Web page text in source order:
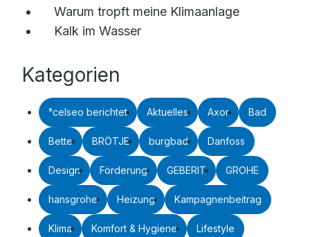
Warum tropft meine Klimaanlage
Kalk im Wasser
Kategorien
°celseo berichtet Aktuelles Axor Bad
Bette BRÖTJE burgbad Danfoss
Design Förderung GEBERIT GROHE
hansgrohe Heizung Kampagnenbeitrag
Klima Komfort & Hygiene Lifestyle